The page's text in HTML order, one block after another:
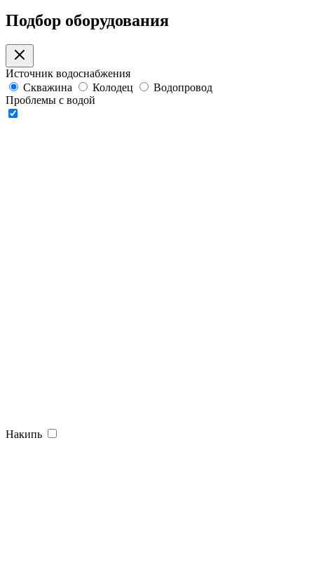
Подбор оборудования
Источник водоснабжения
Скважина
Колодец
Водопровод
Проблемы с водой
Накипь